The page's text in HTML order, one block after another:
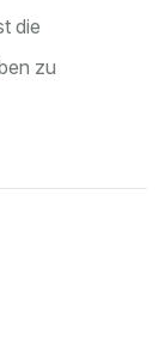
die
zu